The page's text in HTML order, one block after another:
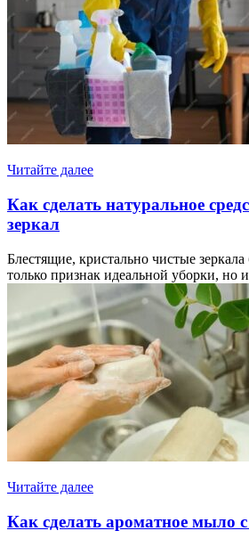
Читайте далее
Как сделать натуральное
зеркал
Блестящие, кристально чистые зеркала
только признак идеальной уборки, но
Читайте далее
Как сделать ароматное мыло